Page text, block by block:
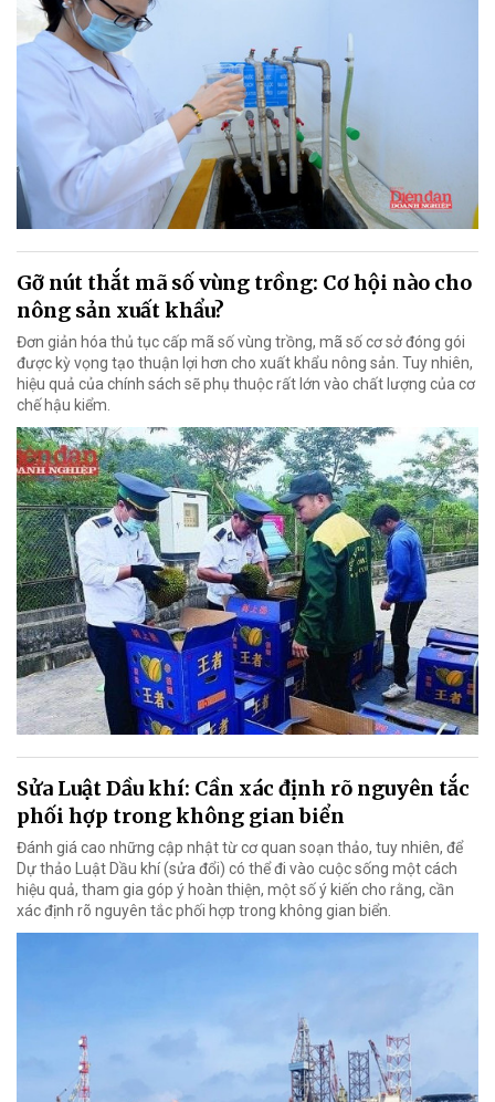
Gỡ nút thắt mã số vùng trồng: Cơ hội nào cho
nông sản xuất khẩu?
Đơn giản hóa thủ tục cấp mã số vùng trồng, mã số cơ sở đóng gói
được kỳ vọng tạo thuận lợi hơn cho xuất khẩu nông sản. Tuy nhiên,
hiệu quả của chính sách sẽ phụ thuộc rất lớn vào chất lượng của cơ
chế hậu kiểm.
Sửa Luật Dầu khí: Cần xác định rõ nguyên tắc
phối hợp trong không gian biển
Đánh giá cao những cập nhật từ cơ quan soạn thảo, tuy nhiên, để
Dự thảo Luật Dầu khí (sửa đổi) có thể đi vào cuộc sống một cách
hiệu quả, tham gia góp ý hoàn thiện, một số ý kiến cho rằng, cần
xác định rõ nguyên tắc phối hợp trong không gian biển.